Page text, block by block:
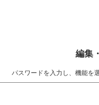
編集
パスワードを入力し、機能を